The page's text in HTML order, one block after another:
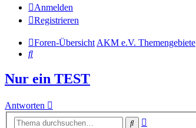
Anmelden
Registrieren
Foren-Übersicht AKM e.V. Themengebiete
Suche
Nur ein TEST
Antworten
Suche